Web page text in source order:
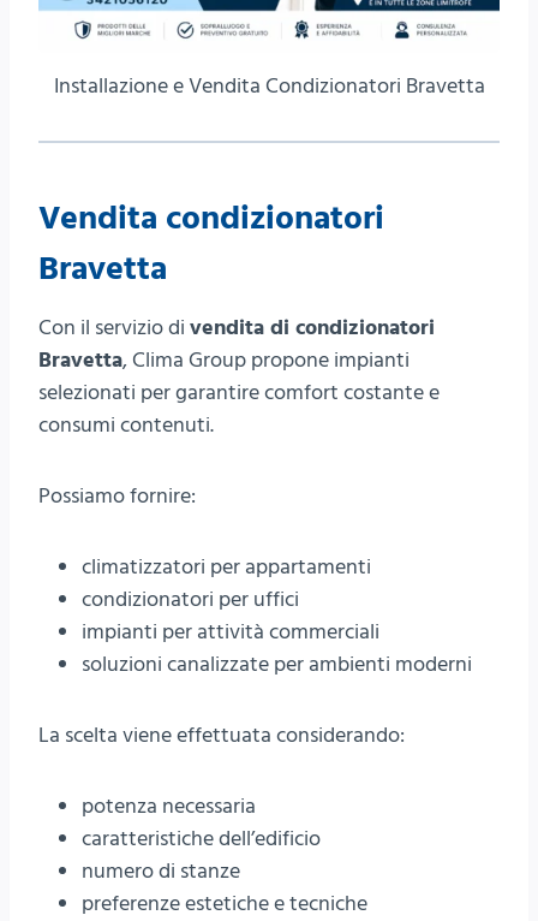
Installazione e Vendita Condizionatori Bravetta
Vendita condizionatori
Bravetta
Con il servizio di vendita di condizionatori
Bravetta, Clima Group propone impianti
selezionati per garantire comfort costante e
consumi contenuti.
Possiamo fornire:
climatizzatori per appartamenti
condizionatori per uffici
impianti per attività commerciali
soluzioni canalizzate per ambienti moderni
La scelta viene effettuata considerando:
potenza necessaria
caratteristiche dell’edificio
numero di stanze
preferenze estetiche e tecniche